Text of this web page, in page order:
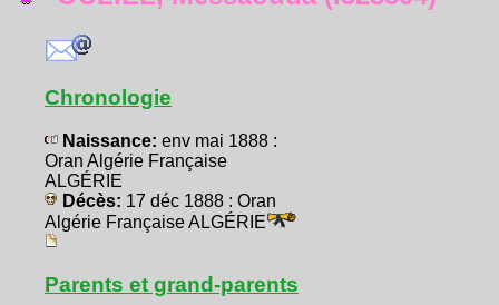
Chronologie
Naissance: env mai 1888 :
Oran Algérie Française
ALGÉRIE
Décès: 17 déc 1888 : Oran
Algérie Française ALGÉRIE
Parents et grand-parents